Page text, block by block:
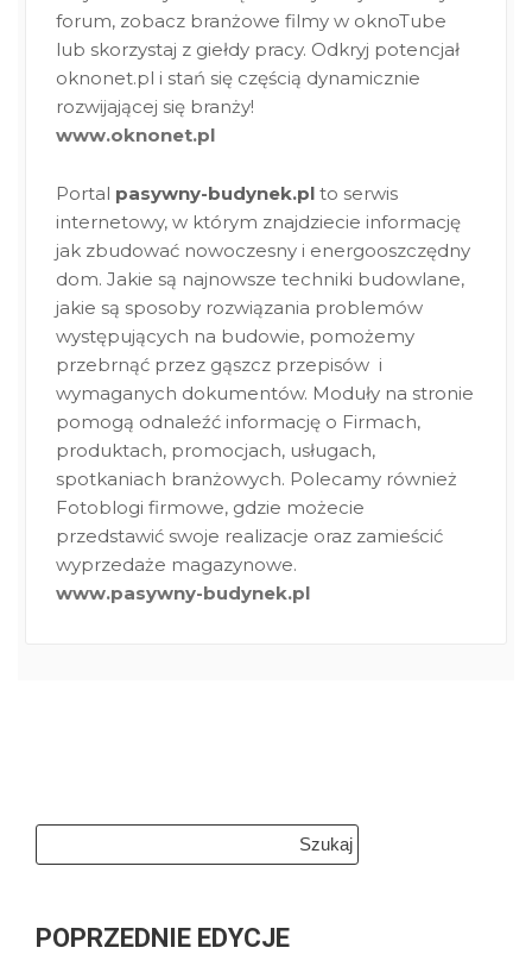
forum, zobacz branżowe filmy w oknoTube
lub skorzystaj z giełdy pracy. Odkryj potencjał
oknonet.pl i stań się częścią dynamicznie
rozwijającej się branży!
www.oknonet.pl
Portal pasywny-budynek.pl to serwis
internetowy, w którym znajdziecie informację
jak zbudować nowoczesny i energooszczędny
dom. Jakie są najnowsze techniki budowlane,
jakie są sposoby rozwiązania problemów
występujących na budowie, pomożemy
przebrnąć przez gąszcz przepisów i
wymaganych dokumentów. Moduły na stronie
pomogą odnaleźć informację o Firmach,
produktach, promocjach, usługach,
spotkaniach branżowych. Polecamy również
Fotoblogi firmowe, gdzie możecie
przedstawić swoje realizacje oraz zamieścić
wyprzedaże magazynowe.
www.pasywny-budynek.pl
POPRZEDNIE EDYCJE